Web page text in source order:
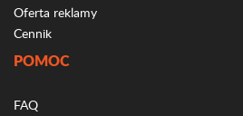
Oferta reklamy
Cennik
POMOC
FAQ